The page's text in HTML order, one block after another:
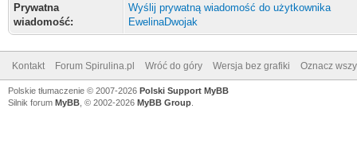
Prywatna
wiadomość:
Wyślij prywatną wiadomość do użytkownika
EwelinaDwojak
Kontakt Forum Spirulina.pl Wróć do góry Wersja bez grafiki Oznacz
Polskie tłumaczenie © 2007-2026 Polski Support MyBB
Silnik forum MyBB , © 2002-2026 MyBB Group